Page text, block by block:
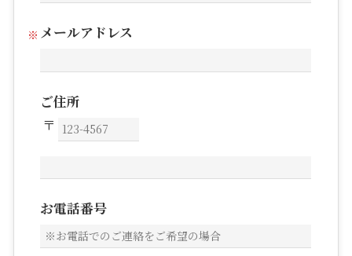
メールアドレス
ご住所
お電話番号